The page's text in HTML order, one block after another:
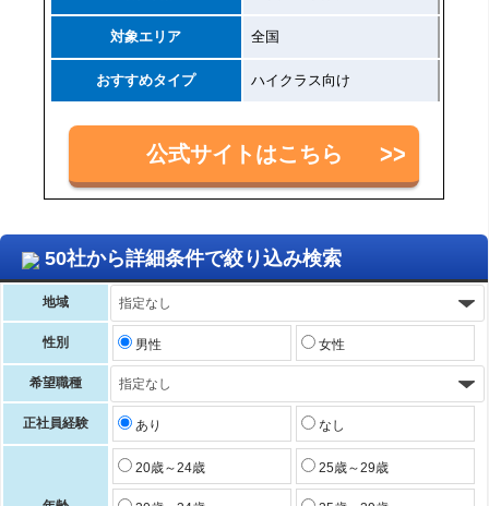
対象エリア 全国
おすすめタイプ ハイクラス向け
公式サイトはこちら
50社から詳細条件で絞り込み検索
地域
性別 男性 女性
希望職種
正社員経験 あり なし
20歳～24歳 25歳～29歳